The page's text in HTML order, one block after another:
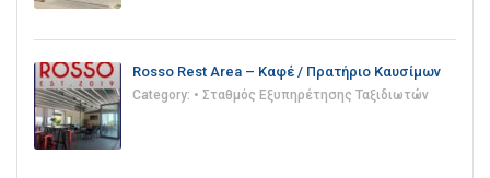
Rosso Rest Area – Καφέ / Πρατήριο Καυσίμων
Category: • Σταθμός Εξυπηρέτησης Ταξιδιωτών